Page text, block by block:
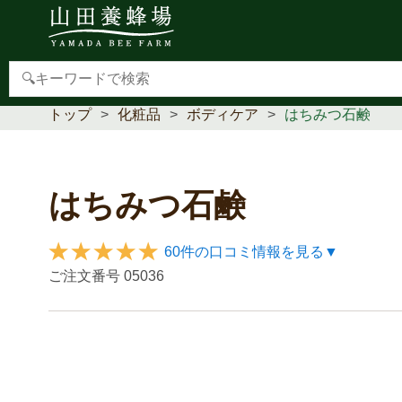
【重要】本人認証サービス(3Dセキュア2.0)導入のお
トップ 化粧品 ボディケア はちみつ石鹸
はちみつ石鹸
60件の口コミ情報を見る▼
ご注文番号 05036